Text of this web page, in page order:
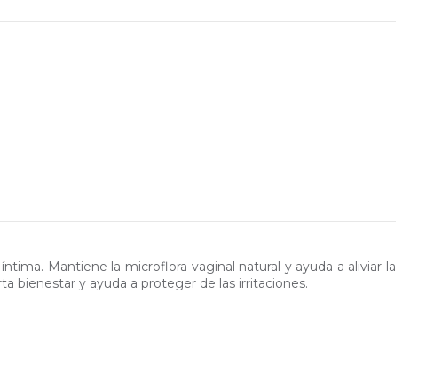
Mantiene la microflora vaginal natural y ayuda a aliviar la
bienestar y ayuda a proteger de las irritaciones.